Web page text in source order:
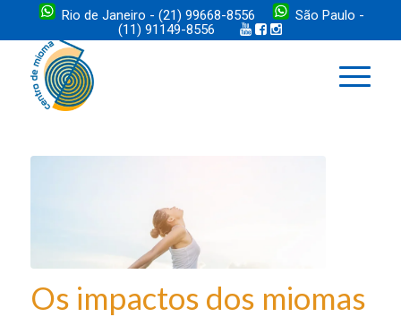
Rio de Janeiro - (21) 99668-8556
São Paulo -
(11) 91149-8556
Os impactos dos miomas